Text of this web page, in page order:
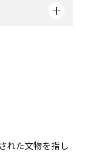
れた文物を指し